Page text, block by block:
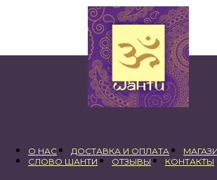
220,00 ₽.
О НАС ДОСТАВКА И ОПЛАТА
СЛОВО ШАНТИ
ОТЗЫВЫ КОНТАКТЫ